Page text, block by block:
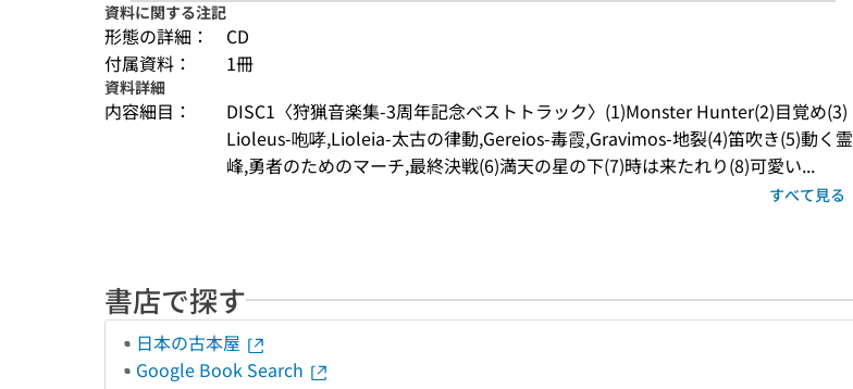
資料に関する注記
形態の詳細：
CD
付属資料：
1冊
資料詳細
内容細目：
DISC1〈狩猟音楽集-3周年記念ベストトラック〉(1)Monster Hunter(2)目覚め(3)
Lioleus-咆哮,Lioleia-太古の律動,Gereios-毒霞,Gravimos-地裂(4)笛吹き(5)動く霊
峰,勇者のためのマーチ,最終決戦(6)満天の星の下(7)時は来たれり(8)可愛い...
すべて見る
書店で探す
日本の古本屋
Google Book Search